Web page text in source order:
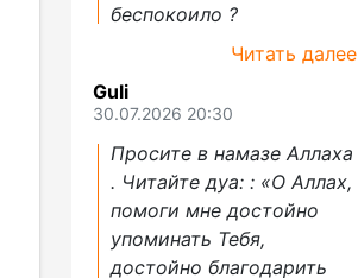
беспокоило ?
Читать далее
Guli
30.07.2026 20:30
Просите в намазе Аллаха
. Читайте дуа: : «О Аллах,
помоги мне достойно
упоминать Тебя,
достойно благодарить